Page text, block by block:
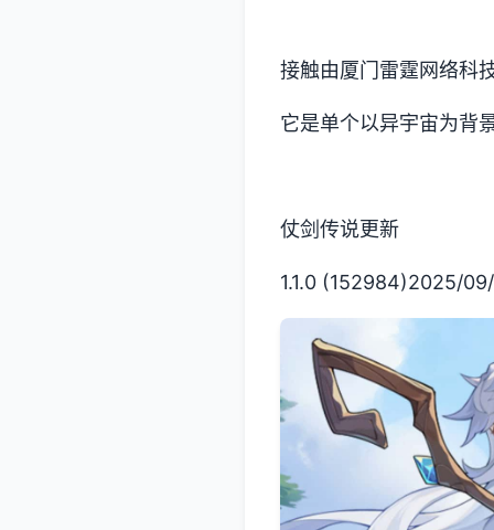
接触由厦门雷霆网络科
它是单个以异宇宙为背
仗剑传说更新
1.1.0 (152984)2025/09/